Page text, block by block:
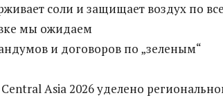
соли и защищает воздух по
мы ожидаем
и договоров по „зеленым“
Asia 2026 уделено